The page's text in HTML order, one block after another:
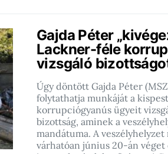
Gajda Péter
Lackner-féle
vizsgáló
Úgy döntött Gajda Péter
folytathatja munkáját a
korrupciógyanús ügyeit
bizottság, aminek a
mandátuma. A
várhatóan június 20-án véget